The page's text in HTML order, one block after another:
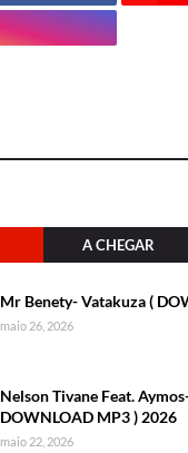
A CHEGAR
Mr Benety- Vatakuza (
maio 26, 2026
Nelson Tivane Feat.
DOWNLOAD MP3 ) 2026
maio 22, 2026